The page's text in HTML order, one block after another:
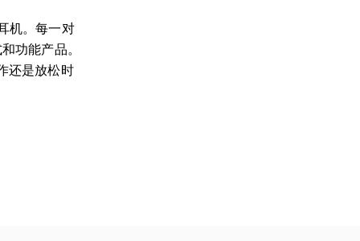
机。每一对
功能产品。
还是放松时